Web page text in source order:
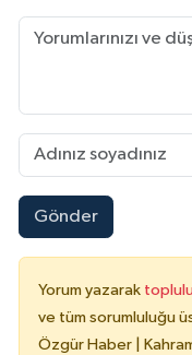
Gönder
Yorum yazarak
ve tüm sorumluluğu
Özgür Haber |